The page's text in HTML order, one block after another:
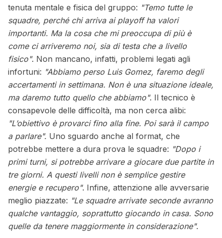
tenuta mentale e fisica del gruppo: "Temo tutte le
squadre, perché chi arriva ai playoff ha valori
importanti. Ma la cosa che mi preoccupa di più è
come ci arriveremo noi, sia di testa che a livello
fisico". Non mancano, infatti, problemi legati agli
infortuni: "Abbiamo perso Luis Gomez, faremo degli
accertamenti in settimana. Non è una situazione ideale,
ma daremo tutto quello che abbiamo". Il tecnico è
consapevole delle difficoltà, ma non cerca alibi:
"L’obiettivo è provarci fino alla fine. Poi sarà il campo
a parlare". Uno sguardo anche al format, che
potrebbe mettere a dura prova le squadre: "Dopo i
primi turni, si potrebbe arrivare a giocare due partite in
tre giorni. A questi livelli non è semplice gestire
energie e recupero". Infine, attenzione alle avversarie
meglio piazzate: "Le squadre arrivate seconde avranno
qualche vantaggio, soprattutto giocando in casa. Sono
quelle da tenere maggiormente in considerazione".